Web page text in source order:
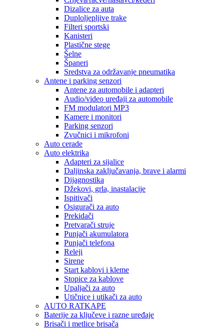
Dizalice za auta
Duploljepljive trake
Filteri sportski
Kanisteri
Plastične stege
Šelne
Španeri
Sredstva za održavanje pneumatika
Antene i parking senzori
Antene za automobile i adapteri
Audio/video uređaji za automobile
FM modulatori MP3
Kamere i monitori
Parking senzori
Zvučnici i mikrofoni
Auto cerade
Auto elektrika
Adapteri za sijalice
Daljinska zaključavanja, brave i alarmi
Dijagnostika
Džekovi, grla, inastalacije
Ispitivači
Osigurači za auto
Prekidači
Pretvarači struje
Punjači akumulatora
Punjači telefona
Releji
Sirene
Start kablovi i kleme
Stopice za kablove
Upaljači za auto
Utičnice i utikači za auto
AUTO RATKAPE
Baterije za ključeve i razne uređaje
Brisači i metlice brisača